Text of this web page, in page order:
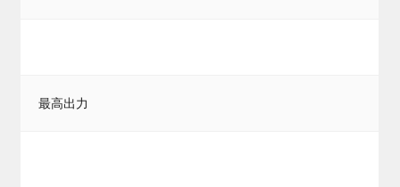
最高出力